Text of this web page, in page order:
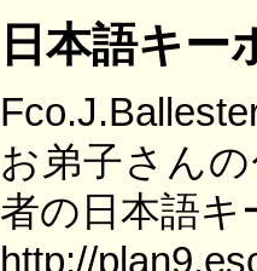
日本語キー
お弟子さん
者の日本語
http://